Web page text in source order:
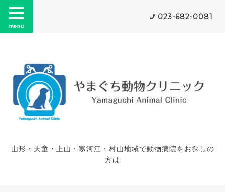
menu
023-682-0081
山形・天童・上山・寒河江・村山地域で動物病院をお探しの
方は